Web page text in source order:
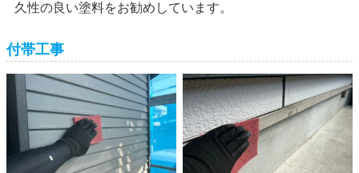
久性の良い塗料をお勧めしています。
付帯工事